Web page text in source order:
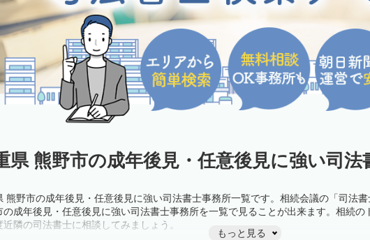
県 熊野市の成年後見・任意後見に強い司法
熊野市の成年後見・任意後見に強い司法書士事務所一覧です。相続会議の「司法
の成年後見・任意後見に強い司法書士事務所を一覧で見ることが出来ます。相続
近隣の司法書士に相談してみましょう。
もっと見る